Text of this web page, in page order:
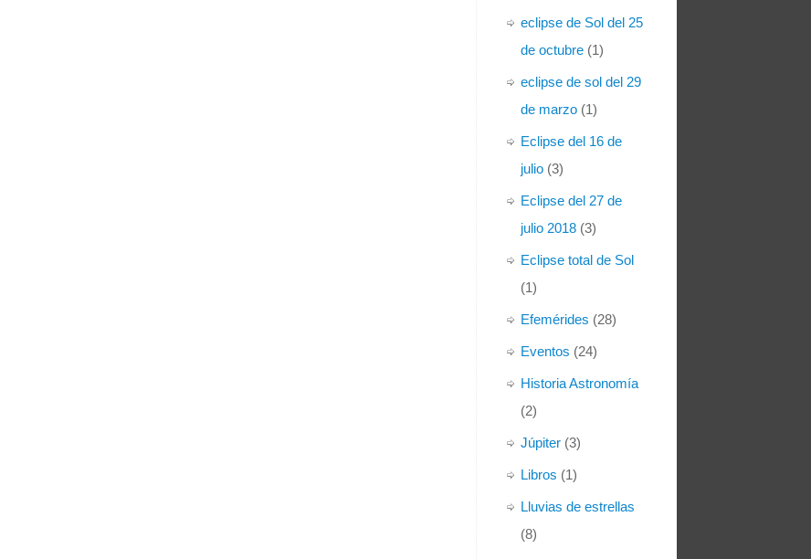
eclipse de Sol del 25
de octubre (1)
eclipse de sol del 29
de marzo (1)
Eclipse del 16 de
julio (3)
Eclipse del 27 de
julio 2018 (3)
Eclipse total de Sol
(1)
Efemérides (28)
Eventos (24)
Historia Astronomía
(2)
Júpiter (3)
Libros (1)
Lluvias de estrellas
(8)